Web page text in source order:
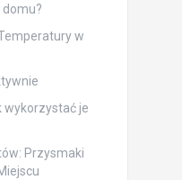
w
wykorzystać je
Przysmaki